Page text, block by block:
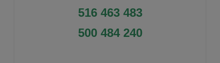
516 463 483
500 484 240